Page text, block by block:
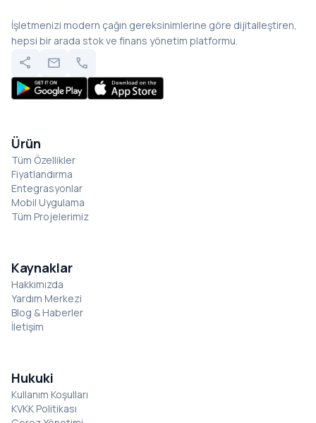
İşletmenizi modern çağın gereksinimlerine göre dijitalleştiren,
hepsi bir arada stok ve finans yönetim platformu.
share mail call
Ürün
Tüm Özellikler
Fiyatlandırma
Entegrasyonlar
Mobil Uygulama
Tüm Projelerimiz
Kaynaklar
Hakkımızda
Yardım Merkezi
Blog & Haberler
İletişim
Hukuki
Kullanım Koşulları
KVKK Politikası